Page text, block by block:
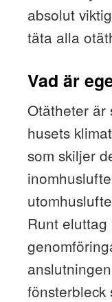
absolut
täta alla
Vad är
Otätheter är
husets
som skiljer
Runt
fönsterbleck